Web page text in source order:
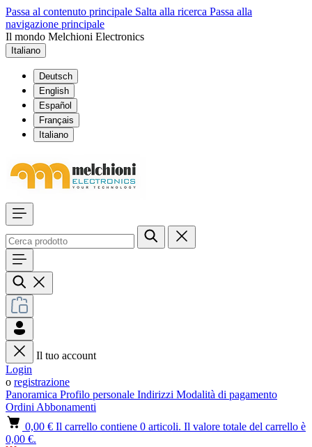
Passa al contenuto principale Salta alla ricerca Passa alla
navigazione principale
Il mondo Melchioni Electronics
Italiano
Deutsch
English
Español
Français
Italiano
Il tuo account
Login
o registrazione
Panoramica Profilo personale Indirizzi Modalità di pagamento
Ordini Abbonamenti
0,00 € Il carrello contiene 0 articoli. Il valore totale del carrello è
0,00 €.